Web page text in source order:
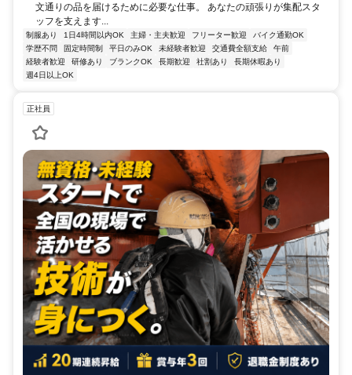
文通りの品を届けるために必要な仕事。 あなたの頑張りが集配スタ
ッフを支えます...
制服あり 1日4時間以内OK 主婦・主夫歓迎 フリーター歓迎
バイク通勤OK
学歴不問
固定時間制 平日のみOK 未経験者歓迎 交通費全額支給
午前
経験者歓迎
研修あり ブランクOK 長期歓迎 社割あり
長期休暇あり
週4日以上OK
正社員